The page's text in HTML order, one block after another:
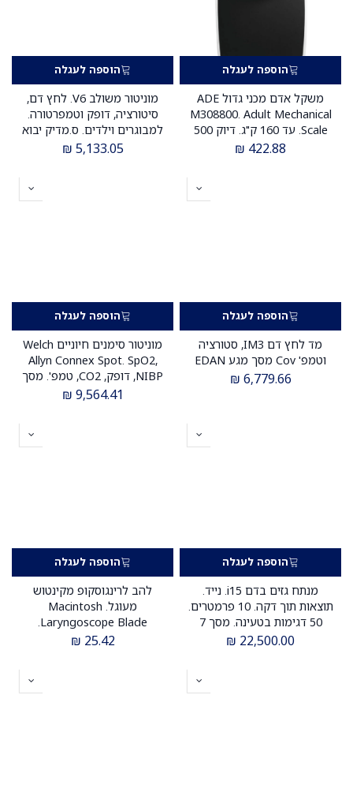
הוספה לעגלה
משקל אדם מכני גדול ADE
M308800. Adult Mechanical
Scale. עד 160 ק"ג. דיוק 500
גרם. ייצור גרמניה. ס.מדיק יבוא
422.88
₪
הוספה לעגלה
מוניטור משולב V6. לחץ דם,
סיטורציה, דופק וטמפרטורה.
למבוגרים וילדים. ס.מדיק יבוא
5,133.05
₪
הוספה לעגלה
מד לחץ דם IM3, סטורציה
וטמפ' Cov מסך מגע EDAN
6,779.66
₪
הוספה לעגלה
מוניטור סימנים חיוניים Welch
Allyn Connex Spot. SpO2,
NIBP, דופק, CO2, טמפ'. מסך
9,564.41
₪
הוספה לעגלה
מנתח גזים בדם i15. נייד.
תוצאות תוך דקה. 10 פרמטרים.
50 דגימות בטעינה. מסך 7
22,500.00
₪
הוספה לעגלה
להב לרינגוסקופ מקינטוש
מעוגל. Macintosh
פלסטיק חד פעמי עם סיב
25.42
₪